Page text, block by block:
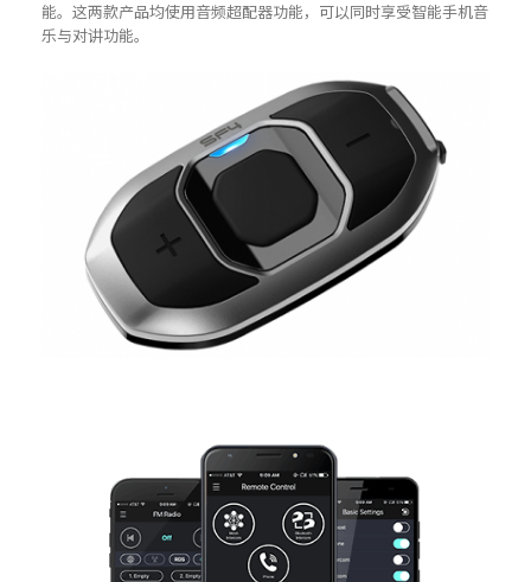
能。这两款产品均使用音频超配器功能，可以同时享受智能手机音
乐与对讲功能。